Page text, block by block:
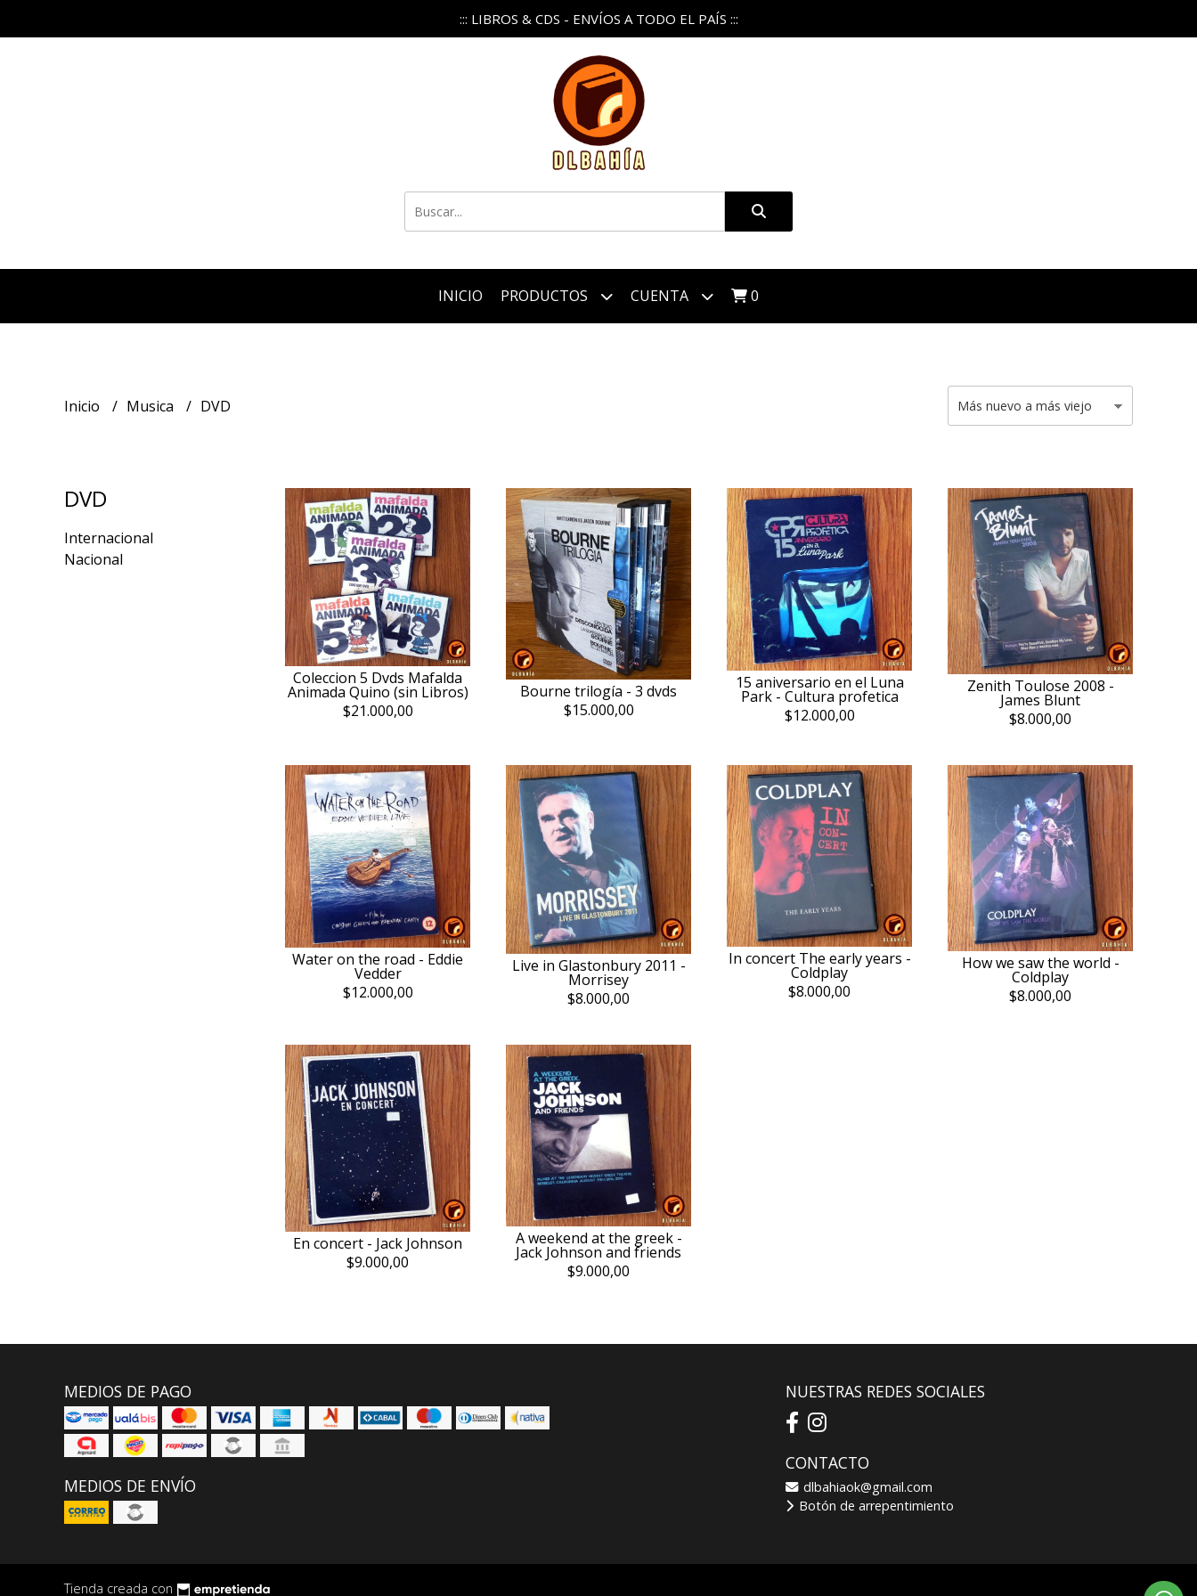
::: LIBROS & CDS - ENVÍOS A TODO EL PAÍS :::
INICIO PRODUCTOS CUENTA 0
Inicio Musica DVD
DVD
Internacional
Nacional
Coleccion 5 Dvds Mafalda
Animada Quino (sin Libros)
$21.000,00
Bourne trilogía - 3 dvds
$15.000,00
15 aniversario en el Luna
Park - Cultura profetica
$12.000,00
Zenith Toulose 2008 -
James Blunt
$8.000,00
Water on the road - Eddie
Vedder
$12.000,00
Live in Glastonbury 2011 -
Morrisey
$8.000,00
In concert The early years -
Coldplay
$8.000,00
How we saw the world -
Coldplay
$8.000,00
En concert - Jack Johnson
$9.000,00
A weekend at the greek -
Jack Johnson and friends
$9.000,00
MEDIOS DE PAGO
MEDIOS DE ENVÍO
NUESTRAS REDES SOCIALES
CONTACTO
dlbahiaok@gmail.com
Botón de arrepentimiento
Tienda creada con